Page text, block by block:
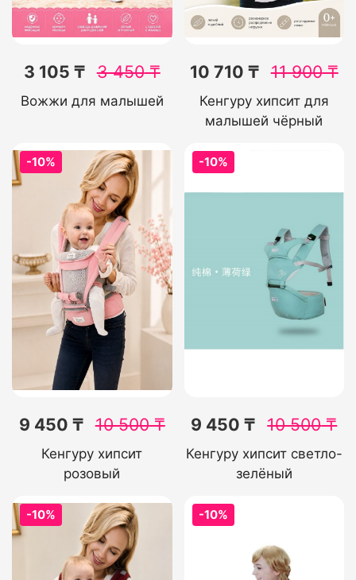
3 105 ₸ 3 450₸
Вожжи для малышей
10 710 ₸ 11 900₸
Кенгуру хипсит для
малышей чёрный
-10%
9 450 ₸ 10 500₸
Кенгуру хипсит
розовый
-10%
9 450 ₸ 10 500₸
Кенгуру хипсит светло-
зелёный
-10% -10%